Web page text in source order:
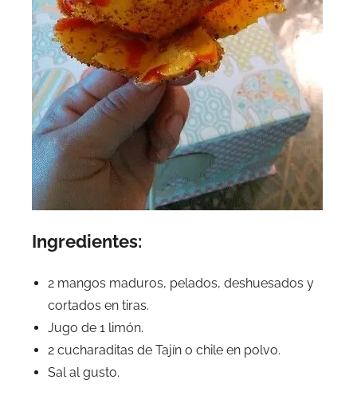
Ingredientes:
2 mangos maduros, pelados, deshuesados y
cortados en tiras.
Jugo de 1 limón.
2 cucharaditas de Tajín o chile en polvo.
Sal al gusto.